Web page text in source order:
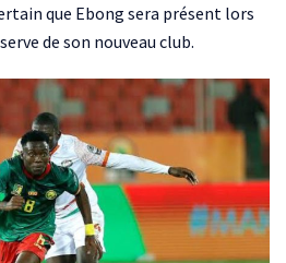
que Ebong sera présent lors
de son nouveau club.